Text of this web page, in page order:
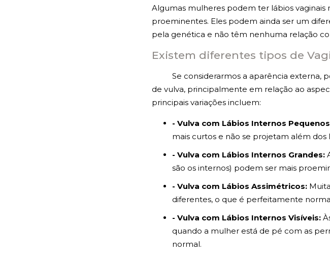
Algumas mulheres podem ter lábios
proeminentes. Eles podem ainda ser um
pela genética e não têm nenhuma relação
Existem diferentes tipos de
Se considerarmos a aparência externa,
de vulva, principalmente em relação ao
principais variações incluem:
- Vulva com Lábios Internos
mais curtos e não se projetam além dos
- Vulva com Lábios Internos Grandes:
são os internos) podem ser mais
- Vulva com Lábios Assimétricos:
diferentes, o que é perfeitamente
- Vulva com Lábios Internos Visíveis:
quando a mulher está de pé com as
normal.